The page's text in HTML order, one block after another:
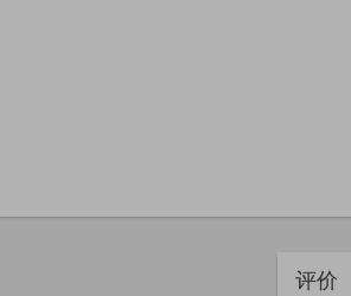
评价